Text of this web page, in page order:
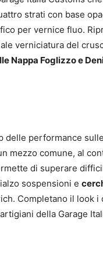
strati con base
per vernice fluo.
verniciatura del
Nappa Foglizzo e
delle performance
mezzo comune, al
di superare
sospensioni e
Completano il look
della Garage